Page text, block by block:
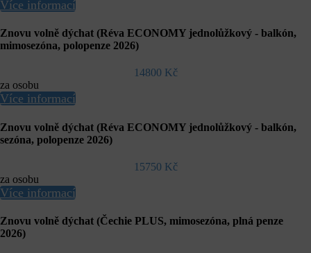
Více informací
Znovu volně dýchat (Réva ECONOMY jednolůžkový - balkón,
mimosezóna, polopenze 2026)
14800 Kč
za osobu
Více informací
Znovu volně dýchat (Réva ECONOMY jednolůžkový - balkón,
sezóna, polopenze 2026)
15750 Kč
za osobu
Více informací
Znovu volně dýchat (Čechie PLUS, mimosezóna, plná penze
2026)